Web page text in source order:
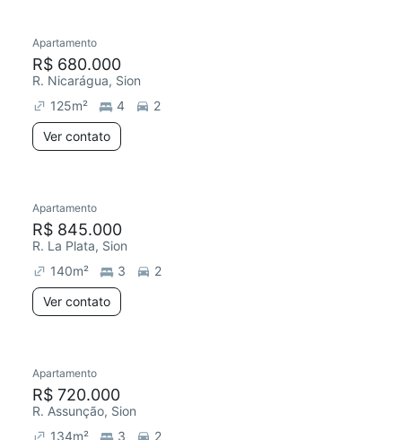
Apartamento
R$ 680.000
R. Nicarágua, Sion
125m² 4
2
Ver contato
Apartamento
R$ 845.000
R. La Plata, Sion
140m² 3
2
Ver contato
Apartamento
R$ 720.000
R. Assunção, Sion
134m² 3 2